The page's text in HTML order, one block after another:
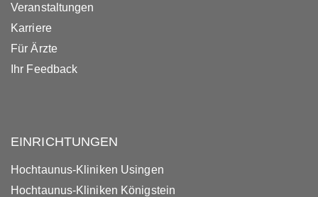
Veranstaltungen
Karriere
Für Ärzte
Ihr Feedback
EINRICHTUNGEN
Hochtaunus-Kliniken Usingen
Hochtaunus-Kliniken Königstein